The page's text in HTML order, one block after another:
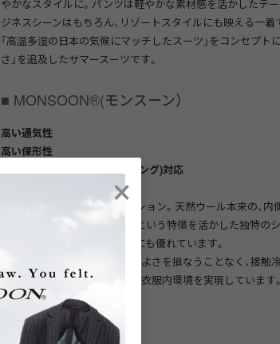
やかなスタイルに。パンツは軽やかな素材感を活かしたテ
ジネスシーンはもちろん、リゾートスタイルにも映える一着
「高温多湿の日本の気候にマッチしたスーツ」をコンセプトに
さ」を追及したサマースーツです。
■ MONSOON®(モンスーン）
高い通気性
高い保形性
商業水洗い(ウェットクリーニング)対応
盛夏対応ドレスウェアコレクション。天然ウール本来の、
からの熱や紫外線を遮蔽するという特徴を活かした独特の
っており、通気性、ドレープ性にも優れています。
裏地は、袖を通した時の滑りのよさを損なうことなく、接
保し、ムレやベトつき感のない衣服内環境を実現しています。
■ 商品仕様
×